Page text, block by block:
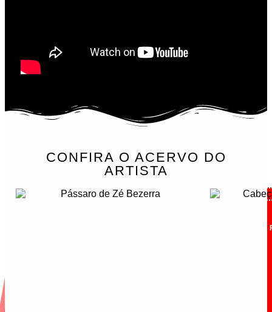
CONFIRA O ACERVO DO
ARTISTA